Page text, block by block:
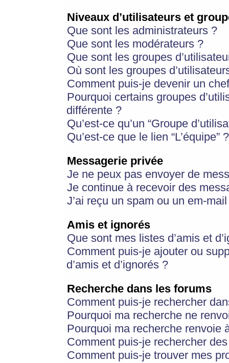
Niveaux d’utilisateurs et
Que sont les administrateurs ?
Que sont les modérateurs ?
Que sont les groupes
Où sont les groupes
Comment puis-je devenir un
Pourquoi certains groupes
différente ?
Qu’est-ce qu’un “Groupe
Qu’est-ce que le lien “L’équipe” ?
Messagerie privée
Je ne peux pas envoyer de
Je continue à recevoir des
J’ai reçu un spam ou un em-
Amis et ignorés
Que sont mes listes d’amis et
Comment puis-je ajouter ou
d’amis et d’ignorés ?
Recherche dans les forums
Comment puis-je rechercher
Pourquoi ma recherche ne
Pourquoi ma recherche renvoie
Comment puis-je rechercher
Comment puis-je trouver mes